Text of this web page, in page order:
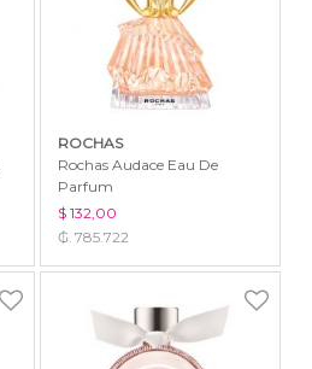
ROCHAS
Rochas Audace Eau De
Parfum
$ 132,00
₲. 785.722